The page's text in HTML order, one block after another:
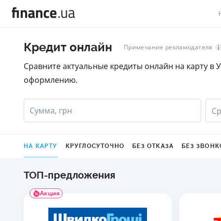
Кредит онлайн Примечание рекламодателя
Сравните актуальные кредиты онлайн на карту
оформлению.
Сумма, грн
НА КАРТУ КРУГЛОСУТОЧНО БЕЗ ОТКАЗА БЕЗ
ТОП-предложения
Акция